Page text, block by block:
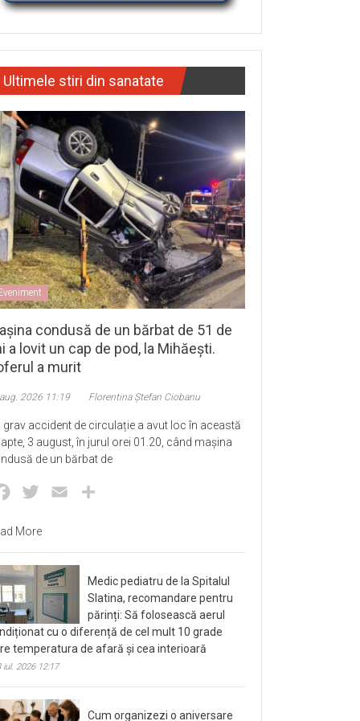
Ultimele stiri din sanatate
condusă de un bărbat de 51 de
a lovit un cap de pod, la Mihăești.
a murit
2026 11:19 Florentina Ștefan Ciobanu
grav accident de circulație a avut loc în această
3 august, în jurul orei 01.20, când mașina
de un bărbat de
Facebook
Twitter Email
More
Medic pediatru de la Spitalul
Slatina, recomandare pentru
părinți: Să folosească aerul
cu o diferență de cel mult 10 grade
temperatura de afară și cea interioară
iul. 2026 12:17
Cum organizezi o aniversare